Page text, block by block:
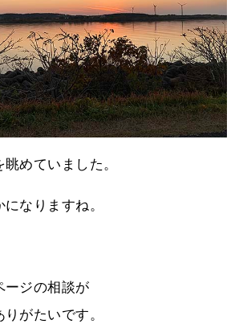
めていました。
なりますね。
ージの相談が
がたいです。